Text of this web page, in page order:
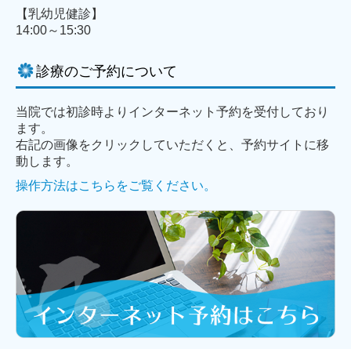
【乳幼児健診】
14:00～15:30
診療のご予約について
当院では初診時よりインターネット予約を受付しており
ます。
右記の画像をクリックしていただくと、予約サイトに移
動します。
操作方法はこちらをご覧ください。